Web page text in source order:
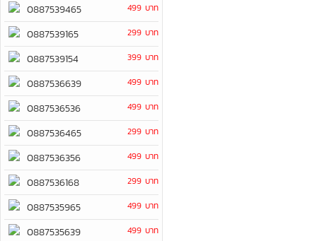
0887539465 499 บาท
0887539165 299 บาท
0887539154 399 บาท
0887536639 499 บาท
0887536536 499 บาท
0887536465 299 บาท
0887536356 499 บาท
0887536168 299 บาท
0887535965 499 บาท
0887535639 499 บาท